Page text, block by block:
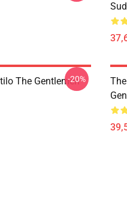
The Gentlemen
-20%